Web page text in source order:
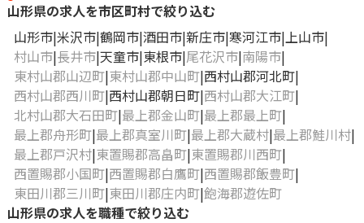
山形県の求人を市区町村で絞り込む
山形市 米沢市 鶴岡市 酒田市 新庄市 寒河江市 上山市
村山市 長井市 天童市 東根市 尾花沢市 南陽市
東村山郡山辺町 東村山郡中山町 西村山郡河北町
西村山郡西川町 西村山郡朝日町 西村山郡大江町
北村山郡大石田町 最上郡金山町 最上郡最上町
最上郡舟形町 最上郡真室川町 最上郡大蔵村 最上郡鮭川村
最上郡戸沢村 東置賜郡高畠町 東置賜郡川西町
西置賜郡小国町 西置賜郡白鷹町 西置賜郡飯豊町
東田川郡三川町 東田川郡庄内町 飽海郡遊佐町
山形県の求人を職種で絞り込む